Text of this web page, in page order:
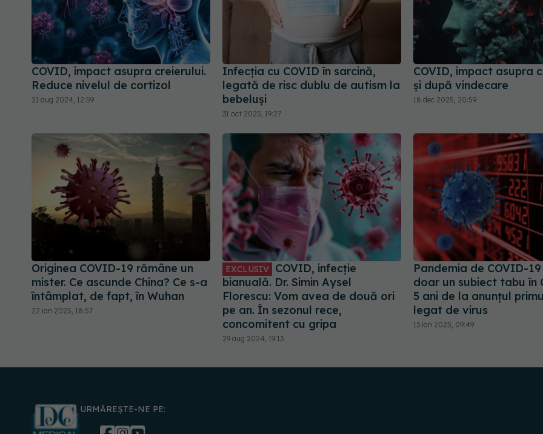
COVID, impact asupra creierului.
Reduce nivelul de cortizol
21 aug 2024, 12:59
Infecția cu COVID în sarcină,
legată de risc dublu de autism la
bebeluși
31 oct 2025, 19:27
COVID, impact asupra
și după vindecare
18 dec 2025, 20:59
Originea COVID-19 rămâne un
mister. Ce ascunde China? Ce s-a
întâmplat, de fapt, în Wuhan
22 ian 2025, 18:57
EXCLUSIV
COVID, infecție
bianuală. Dr. Simin Aysel
Florescu: Vom avea de două ori
pe an. În sezonul rece,
concomitent cu gripa
29 aug 2024, 19:13
Pandemia de COVID-
doar un subiect tabu în
5 ani de la anunțul
legat de virus
13 ian 2025, 09:49
URMĂREȘTE-NE PE: